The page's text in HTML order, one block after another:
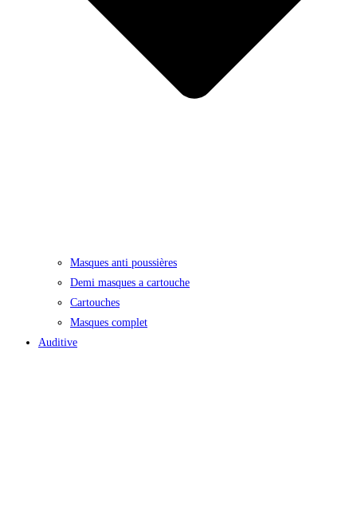
Masques anti poussières
Demi masques a cartouche
Cartouches
Masques complet
Auditive